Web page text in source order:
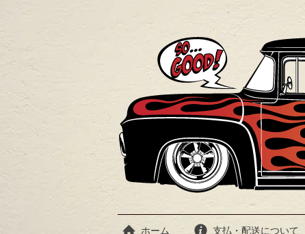
ホーム 支払・配送について